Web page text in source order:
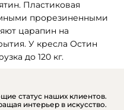
Пластиковая
прорезиненными
царапин на
У кресла Остин
до 120 кг.
статус наших клиентов.
интерьер в искусство.